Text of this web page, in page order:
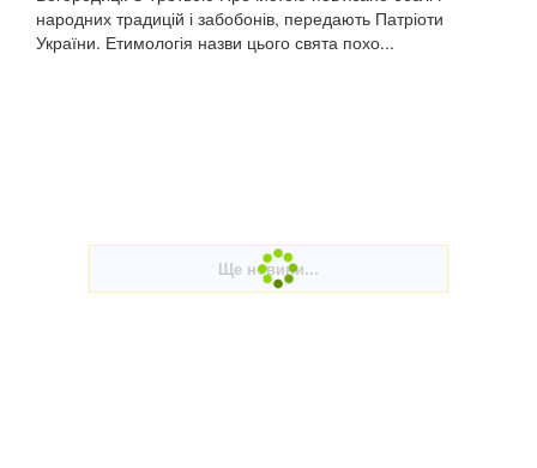
народних традицій і забобонів, передають Патріоти
України. Етимологія назви цього свята похо...